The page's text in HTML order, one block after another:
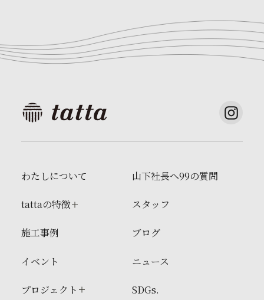
わたしについて
tattaの特徴
施工事例
イベント
プロジェクト
山下社長へ99の質問
スタッフ
ブログ
ニュース
SDGs.